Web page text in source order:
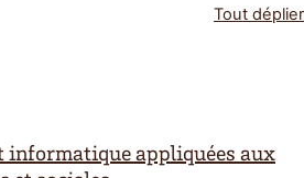
Tout déplier
informatique appliquées aux